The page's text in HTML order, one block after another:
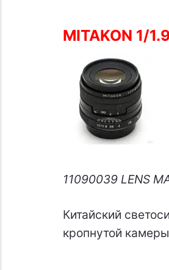
MITAKON 1/
11090039 LENS
Китайский
кропнутой